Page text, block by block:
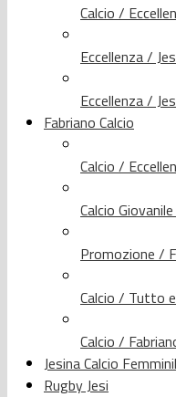
Calcio /
Eccellenza /
Eccellenza /
Fabriano Calcio
Calcio /
Calcio
Promozione /
Calcio / Tutto
Calcio /
Jesina Calcio
Rugby Jesi